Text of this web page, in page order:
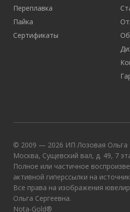
Переплавка
Пайка
Сертификаты
© 2009 — 2026 ИП Лозовая Ольга
Москва, Сущевский вал, д. 49, 7
Полное или частичное
активной гиперссылки на
Все права на изображения
Ольга Сергеевна.
Nota-Gold®